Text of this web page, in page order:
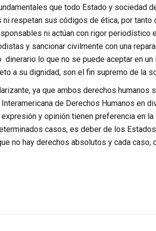
que todo Estado y sociedad
respetan sus códigos de ética, por tanto
ni actúan con rigor periodístico
y sancionar civilmente con una
lo que no se puede aceptar en
a su dignidad, son el fin supremo de la
ya que ambos derechos humanos
de Derechos Humanos en
y opinión tienen preferencia en
casos, es deber de los
no hay derechos absolutos y cada caso,